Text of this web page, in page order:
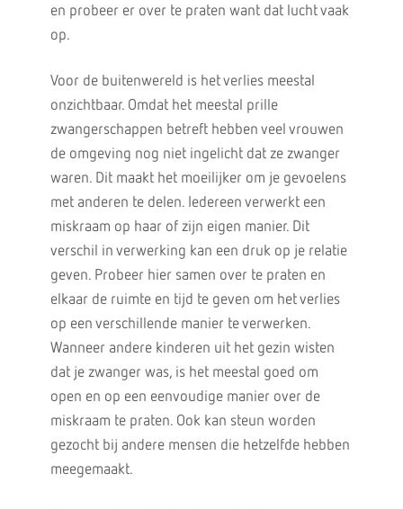
en probeer er over te praten want dat lucht vaak
op.
Voor de buitenwereld is het verlies meestal
onzichtbaar. Omdat het meestal prille
zwangerschappen betreft hebben veel vrouwen
de omgeving nog niet ingelicht dat ze zwanger
waren. Dit maakt het moeilijker om je gevoelens
met anderen te delen. Iedereen verwerkt een
miskraam op haar of zijn eigen manier. Dit
verschil in verwerking kan een druk op je relatie
geven. Probeer hier samen over te praten en
elkaar de ruimte en tijd te geven om het verlies
op een verschillende manier te verwerken.
Wanneer andere kinderen uit het gezin wisten
dat je zwanger was, is het meestal goed om
open en op een eenvoudige manier over de
miskraam te praten. Ook kan steun worden
gezocht bij andere mensen die hetzelfde hebben
meegemaakt.